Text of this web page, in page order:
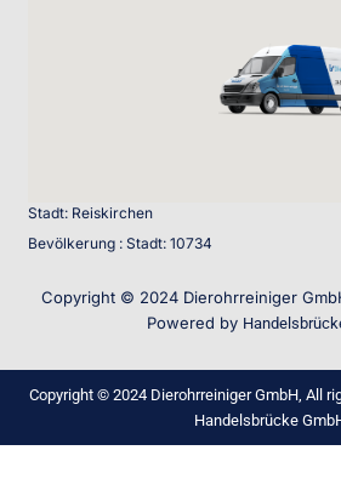
Stadt: Reiskirchen
Bevölkerung : Stadt: 10734
Copyright © 2024 Dierohrreiniger
Powered by
Copyright © 2024 Dierohrreiniger GmbH, All
Handelsbrücke